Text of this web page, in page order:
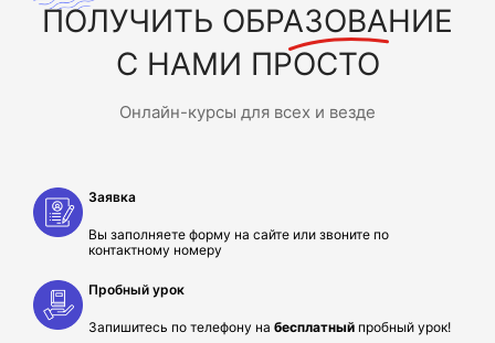
ПОЛУЧИТЬ ОБРАЗОВАНИЕ
С НАМИ ПРОСТО
Онлайн-курсы для всех и везде
Заявка
Вы заполняете форму на сайте или звоните по
контактному номеру
Пробный урок
Запишитесь по телефону на бесплатный пробный урок!